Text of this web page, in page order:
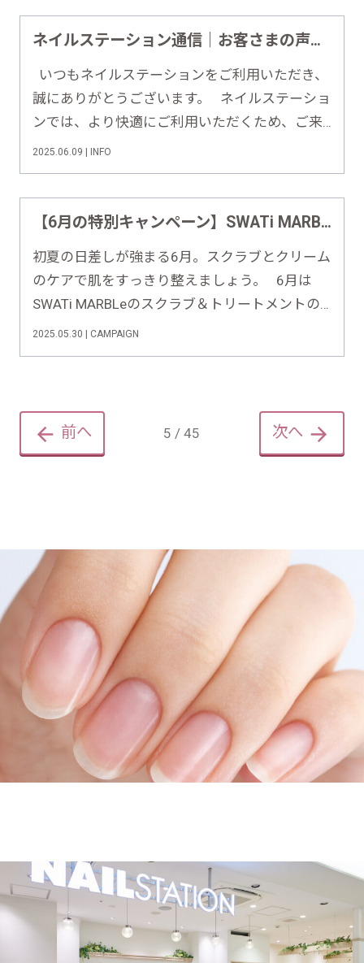
す。 &nb……
ネイルステーション通信｜お客さまの声をもとにした改善への取り組み【2025年5月号】
いつもネイルステーションをご利用いただき、
誠にありがとうございます。 ネイルステーショ
ンでは、より快適にご利用いただくため、ご来
店後のアンケートを通じてお寄せいただいたお
声をもとに、毎月、改善に向けた取り組みを進
い……
2025.06.09 | INFO
【6月の特別キャンペーン】SWATi MARBLeスクラブ＆トリートメント変更キャンペーン
初夏の日差しが強まる6月。スクラブとクリーム
のケアで肌をすっきり整えましょう。 6月は
SWATi MARBLeのスクラブ＆トリートメントの
変更キャンペーンをお届けします！ ＞＞＞詳
2025.05.30 | CAMPAIGN
5 / 45
前へ 次へ